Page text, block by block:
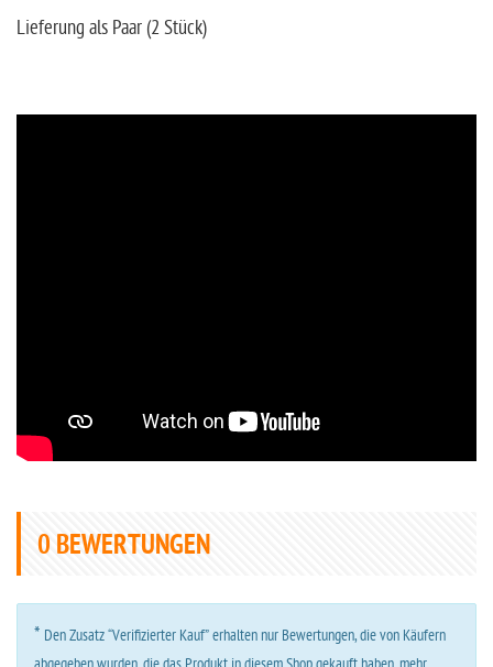
Lieferung als Paar (2 Stück)
0 BEWERTUNGEN
* Den Zusatz “Verifizierter Kauf” erhalten nur Bewertungen, die von Käufern